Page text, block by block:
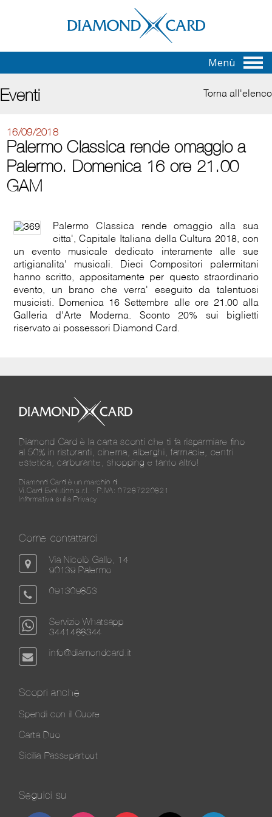
Menù
Eventi Torna all'elenco
16/09/2018
Palermo Classica rende omaggio a
Palermo. Domenica 16 ore 21.00
GAM
Palermo Classica rende omaggio alla sua
citta', Capitale Italiana della Cultura 2018, con
un evento musicale dedicato interamente alle sue
artigianalita' musicali. Dieci Compositori palermitani
hanno scritto, appositamente per questo straordinario
evento, un brano che verra' eseguito da talentuosi
musicisti. Domenica 16 Settembre alle ore 21.00 alla
Galleria d'Arte Moderna. Sconto 20% sui biglietti
riservato ai possessori Diamond Card.
Diamond Card è la carta sconti che ti fa risparmiare fino
al 50% in ristoranti, cinema, alberghi, farmacie, centri
estetica, carburante, shopping e tanto altro!
Diamond Card è un marchio di
Vi.Card Evolution s.r.l. - P.IVA: 07287220821
Informativa sulla Privacy
Come contattarci
Via Nicolò Gallo, 14
90139 Palermo
091309853
Servizio Whatsapp
3441488344
info@diamondcard.it
Scopri anche
Spendi con il Cuore
Carta Duo
Sicilia Passepartout
Seguici su